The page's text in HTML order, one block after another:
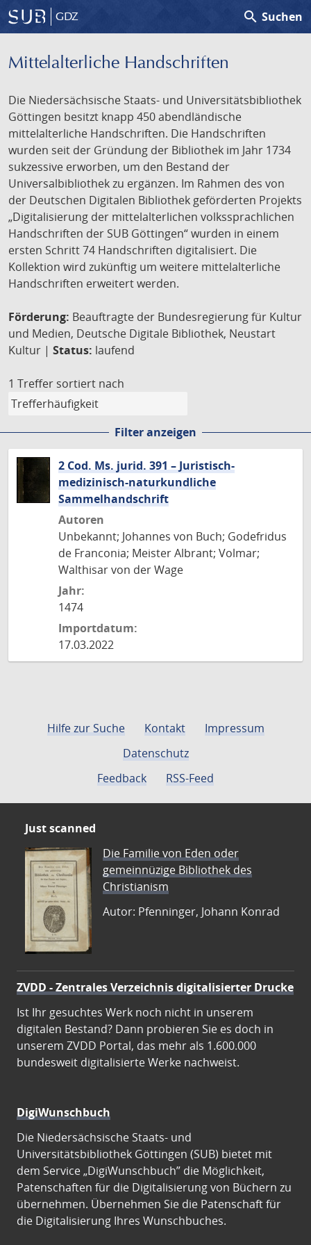
GDZ search Suchen
Mittelalterliche Handschriften
Die Niedersächsische Staats- und Universitätsbibliothek
Göttingen besitzt knapp 450 abendländische
mittelalterliche Handschriften. Die Handschriften
wurden seit der Gründung der Bibliothek im Jahr 1734
sukzessive erworben, um den Bestand der
Universalbibliothek zu ergänzen. Im Rahmen des von
der Deutschen Digitalen Bibliothek geförderten Projekts
„Digitalisierung der mittelalterlichen volkssprachlichen
Handschriften der SUB Göttingen“ wurden in einem
ersten Schritt 74 Handschriften digitalisiert. Die
Kollektion wird zukünftig um weitere mittelalterliche
Handschriften erweitert werden.
Förderung: Beauftragte der Bundesregierung für Kultur
und Medien, Deutsche Digitale Bibliothek, Neustart
Kultur | Status: laufend
1 Treffer sortiert nach
Filter anzeigen
2 Cod. Ms. jurid. 391 – Juristisch-
medizinisch-naturkundliche
Sammelhandschrift
Autoren
Unbekannt; Johannes von Buch; Godefridus
de Franconia; Meister Albrant; Volmar;
Walthisar von der Wage
Jahr:
1474
Importdatum:
17.03.2022
Hilfe zur Suche Kontakt
Impressum
Datenschutz
Feedback
RSS-Feed
Just scanned
Die Familie von Eden oder
gemeinnüzige Bibliothek des
Christianism
Autor: Pfenninger, Johann Konrad
ZVDD - Zentrales Verzeichnis digitalisierter Drucke
Ist Ihr gesuchtes Werk noch nicht in unserem
digitalen Bestand? Dann probieren Sie es doch in
unserem ZVDD Portal, das mehr als 1.600.000
bundesweit digitalisierte Werke nachweist.
DigiWunschbuch
Die Niedersächsische Staats- und
Universitätsbibliothek Göttingen (SUB) bietet mit
dem Service „DigiWunschbuch” die Möglichkeit,
Patenschaften für die Digitalisierung von Büchern zu
übernehmen. Übernehmen Sie die Patenschaft für
die Digitalisierung Ihres Wunschbuches.